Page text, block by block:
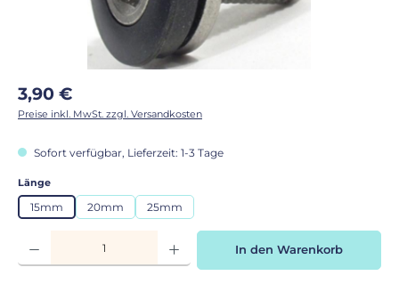
Regulärer Preis:
3,90 €
Preise inkl. MwSt. zzgl. Versandkosten
Sofort verfügbar, Lieferzeit: 1-3 Tage
Längeauswählen
15mm 20mm 25mm
Produkt Anzahl: Gib den gewünschten Wert ein oder benutze die
In den Warenkorb